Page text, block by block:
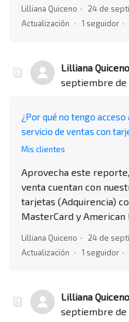
Lilliana Quiceno
24 de
Actualización
1 seguidor
Lilliana Quiceno
septiembre de
¿Por qué no tengo
servicio de ventas con
Mis clientes
Aprovecha este
venta cuentan con
tarjetas (Adquirencia)
MasterCard y American
Lilliana Quiceno
24 de
Actualización
1 seguidor
Lilliana Quiceno
septiembre de